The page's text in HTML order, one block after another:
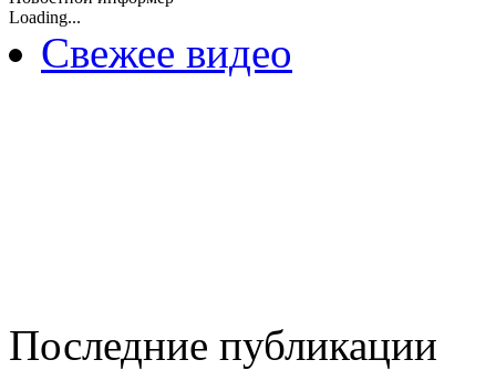
Loading...
Свежее видео
Последние публикации